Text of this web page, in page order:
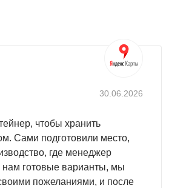
30.06.2026
чтобы хранить
Сами подготовили место,
где менеджер
нам готовые варианты, мы
пожеланиями, и после